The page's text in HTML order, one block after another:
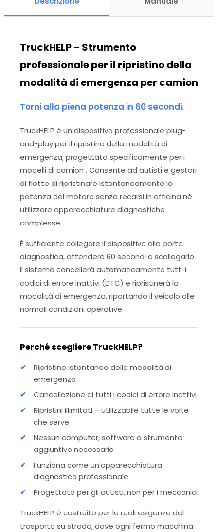
TruckHELP – Strumento
professionale per il ripristino della
modalità di emergenza per camion
Torni alla piena potenza in 60 secondi.
TruckHELP è un dispositivo professionale plug-
and-play per il ripristino della modalità di
emergenza, progettato specificamente per i
modelli di camion . Consente ad autisti e gestori
di flotte di ripristinare istantaneamente la
potenza del motore senza recarsi in officina né
utilizzare apparecchiature diagnostiche
complesse.
È sufficiente collegare il dispositivo alla porta
diagnostica, attendere 60 secondi e scollegarlo.
Il sistema cancellerà automaticamente tutti i
codici di errore inattivi (DTC) e ripristinerà la
modalità di emergenza, riportando il veicolo alle
normali condizioni operative.
Perché scegliere TruckHELP?
Ripristino istantaneo della modalità di
emergenza
Cancellazione di tutti i codici di errore inattivi
Ripristini illimitati – utilizzabile tutte le volte
che serve
Nessun computer, software o strumento
aggiuntivo necessario
Funziona come un'apparecchiatura
diagnostica professionale
Progettato per gli autisti, non per i meccanici
TruckHELP è costruito per le reali esigenze del
trasporto su strada, dove ogni fermo macchina